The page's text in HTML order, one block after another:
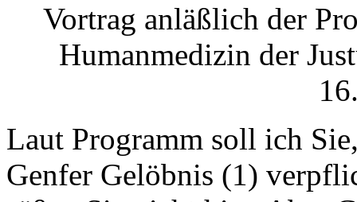
Vortrag anläßlich der
Humanmedizin der
Laut Programm soll ich
Genfer Gelöbnis (1)